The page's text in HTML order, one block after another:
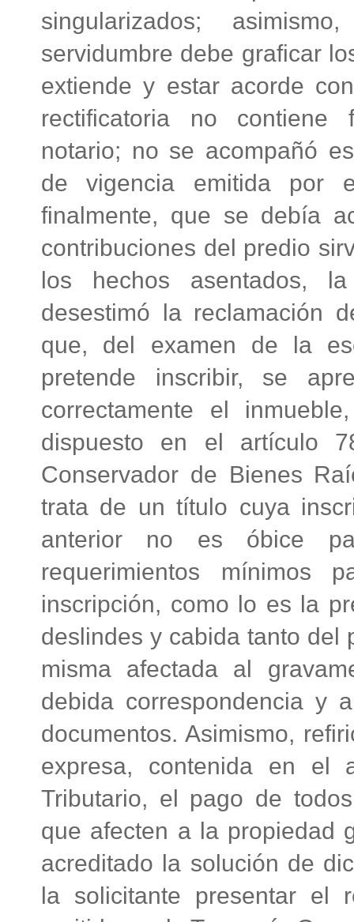
singularizados;
servidumbre debe graficar
extiende y estar acorde
rectificatoria no contiene
notario; no se acompañó
de vigencia emitida por
finalmente, que se debía
contribuciones del predio
los hechos asentados,
desestimó la reclamación
que, del examen de la
pretende inscribir, se
correctamente el
dispuesto en el artículo
Conservador de Bienes
trata de un título cuya
anterior no es óbice
requerimientos
inscripción, como lo es la
deslindes y cabida tanto del
misma afectada al
debida correspondencia y
documentos. Asimismo,
expresa, contenida en el
Tributario, el pago de
que afecten a la propiedad
acreditado la solución de
la solicitante presentar el